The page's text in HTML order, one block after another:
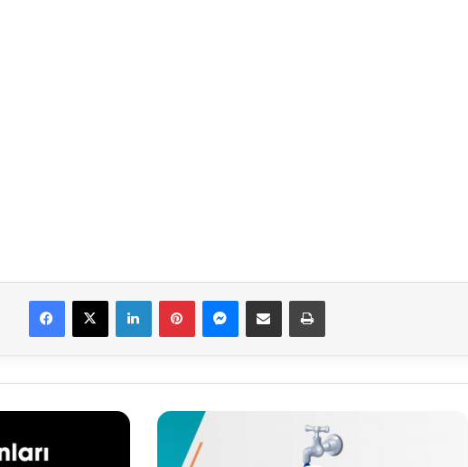
Facebook
X LinkedInPinterestMessenger
E-Mail ile paylaş Yazdır
13.09.2021
Analiz